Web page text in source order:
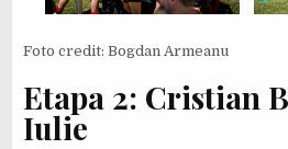
Foto credit: Bogdan Armeanu
Etapa 2: Cristian
Iulie